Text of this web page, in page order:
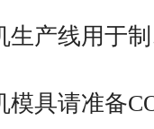
生产线用于
模具请准备